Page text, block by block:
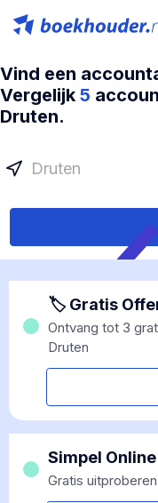
Vind een
Vergelijk 5
Druten.
🏷 Gratis
Ontvang tot 3
Druten
Simpel
Gratis